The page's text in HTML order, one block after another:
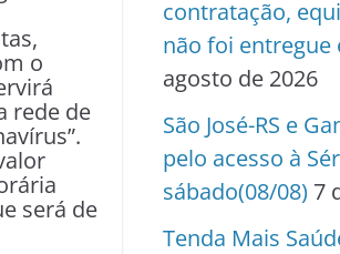
o
rede de
será de
contratação,
não foi entregue
agosto de 2026
São José-RS e
pelo acesso à
sábado(08/08) 7
Tenda Mais